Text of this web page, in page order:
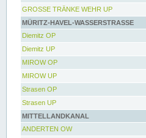
GROSSE TRÄNKE WEHR UP
MÜRITZ-HAVEL-WASSERSTRASSE
Diemitz OP
Diemitz UP
MIROW OP
MIROW UP
Strasen OP
Strasen UP
MITTELLANDKANAL
ANDERTEN OW